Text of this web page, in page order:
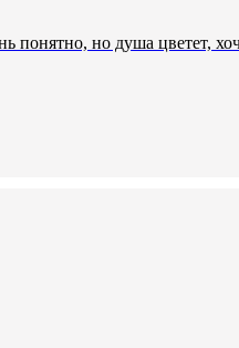
понятно, но душа цветет,